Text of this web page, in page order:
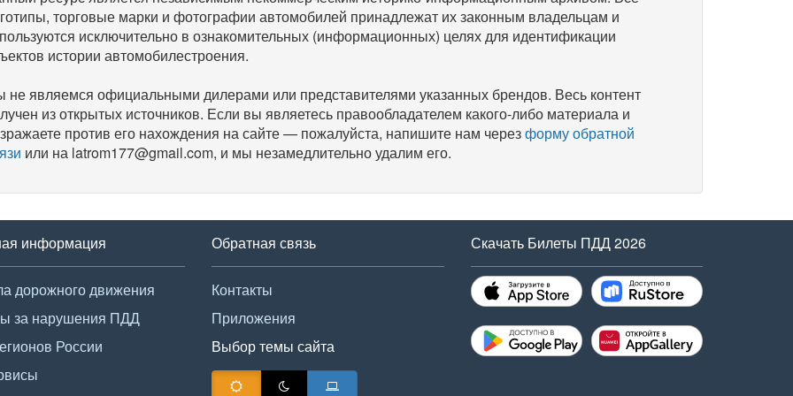
торговые марки и фотографии автомобилей принадлежат их законным владельцам и
исключительно в ознакомительных (информационных) целях для идентификации
истории автомобилестроения.
являемся официальными дилерами или представителями указанных брендов. Весь контент
из открытых источников. Если вы являетесь правообладателем какого-либо материала и
против его нахождения на сайте — пожалуйста, напишите нам черезформу обратной
или на latrom177@gmail.com, и мы незамедлительно удалим его.
информация
дорожного движения
за нарушения ПДД
России
Обратная связь
Контакты
Приложения
Выбор темы сайта
Скачать Билеты ПДД 2026